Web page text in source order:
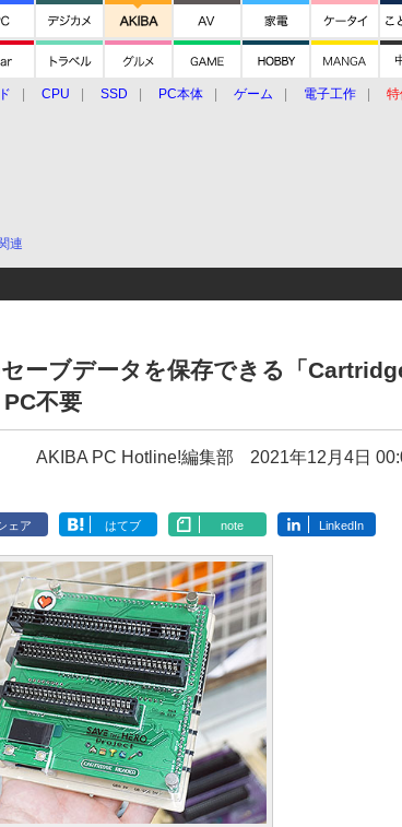
CPU SSD PC本体 ゲーム 電子工作 特
連
ーブデータを保存できる「
不要
AKIBA PC Hotline!編集部 2021年12月4日
ェア はてブ note LinkedIn